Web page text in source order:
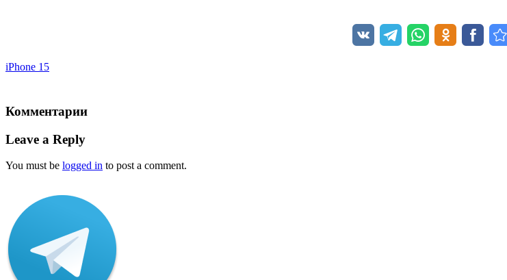
iPhone 15
Комментарии
Leave a Reply
You must be logged in to post a comment.